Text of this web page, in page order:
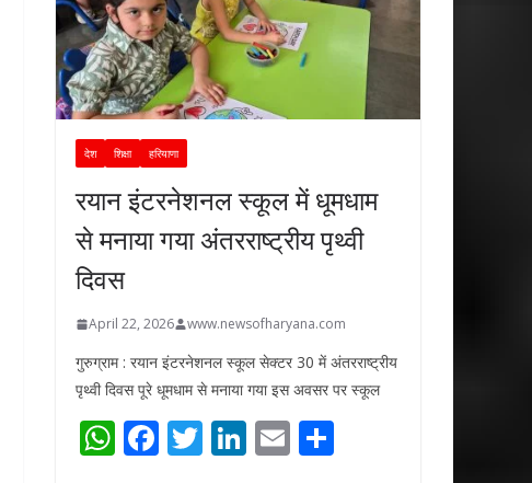
देश शिक्षा हरियाणा
रयान इंटरनेशनल स्कूल में धूमधाम
से मनाया गया अंतरराष्ट्रीय पृथ्वी
दिवस
April 22, 2026 www.newsofharyana.com
गुरुग्राम : रयान इंटरनेशनल स्कूल सेक्टर 30 में अंतरराष्ट्रीय
पृथ्वी दिवस पूरे धूमधाम से मनाया गया इस अवसर पर स्कूल
W F T Li E